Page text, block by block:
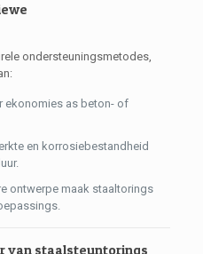
ondersteuningsmetodes,
ekonomies as beton- of
en korrosiebestandheid
ontwerpe maak staaltorings
van staalsteuntorings